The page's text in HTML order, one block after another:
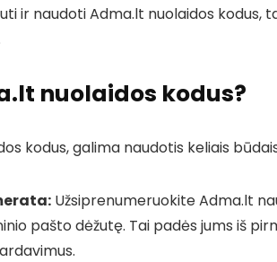
ir naudoti Adma.lt nuolaidos kodus,
nuolaidos kodus?
kodus, galima naudotis keliais
Užsiprenumeruokite Adma.lt
pašto dėžutę. Tai padės jums iš